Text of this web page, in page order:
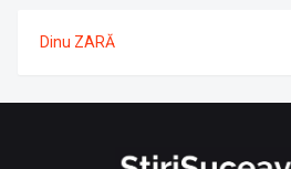
Dinu ZARĂ